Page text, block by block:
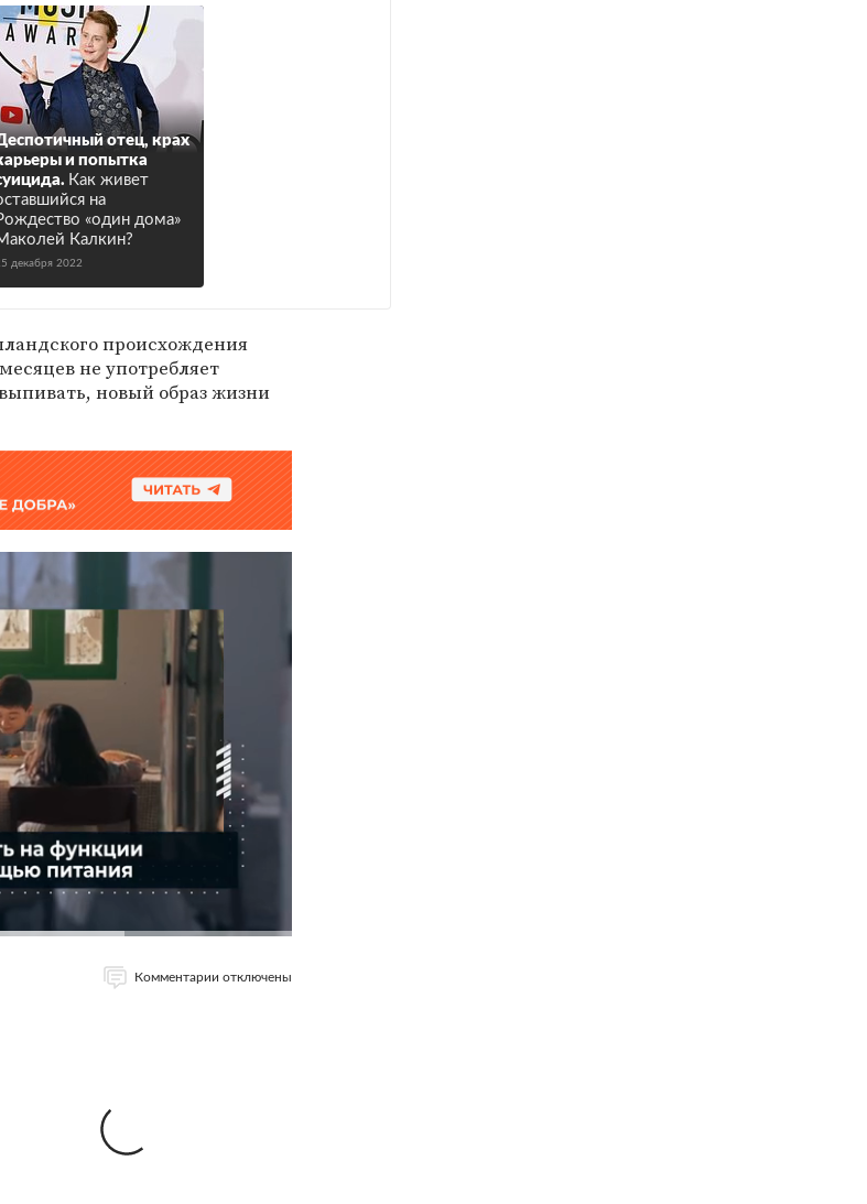
отец, крах
и попытка
Как живет
на
«один дома»
Калкин?
декабря 2022
происхождения
не употребляет
новый образ жизни
Комментарии отключены